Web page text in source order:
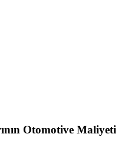
Otomotive Maliyeti